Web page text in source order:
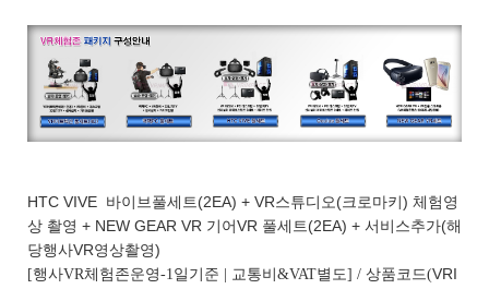
HTC VIVE 바이브풀세트(2EA) + VR스튜디오(크로마키) 체험영
상 촬영 + NEW GEAR VR 기어VR 풀세트(2EA) + 서비스추가(해
당행사VR영상촬영)
[행사VR체험존운영-1일기준 | 교통비&VAT별도] / 상품코드(VRI